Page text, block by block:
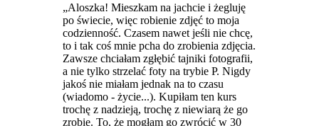
„Aloszka! Mieszkam na jachcie i żegluję
po świecie, więc robienie zdjęć to moja
codzienność. Czasem nawet jeśli nie chcę,
to i tak coś mnie pcha do zrobienia zdjęcia.
Zawsze chciałam zgłębić tajniki fotografii,
a nie tylko strzelać foty na trybie P. Nigdy
jakoś nie miałam jednak na to czasu
(wiadomo - życie...). Kupiłam ten kurs
trochę z nadzieją, trochę z niewiarą że go
zrobię. To, że mogłam go zwrócić w 30